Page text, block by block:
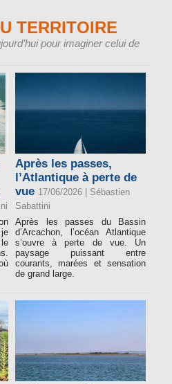
TERRITOIRE
pour imaginer celui de
Après les passes,
l’Atlantique à perte de
vue 17/06/2026 | Sébastien
Sabattini
Après les passes du Bassin
d’Arcachon, l’océan Atlantique
s’ouvre à perte de vue. Un
paysage puissant entre
courants, marées et sensation
de grand large.